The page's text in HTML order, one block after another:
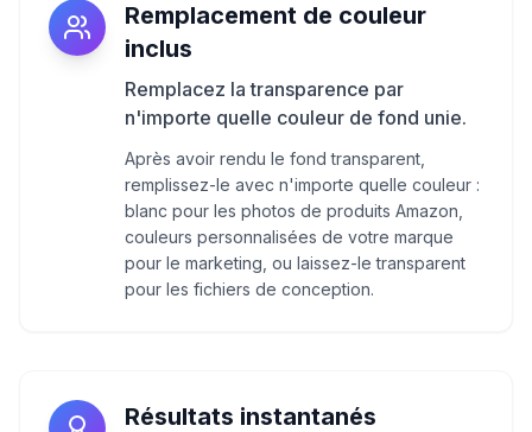
Remplacement de couleur
inclus
Remplacez la transparence par
n'importe quelle couleur de fond unie.
Après avoir rendu le fond transparent,
remplissez-le avec n'importe quelle couleur :
blanc pour les photos de produits Amazon,
couleurs personnalisées de votre marque
pour le marketing, ou laissez-le transparent
pour les fichiers de conception.
Résultats instantanés